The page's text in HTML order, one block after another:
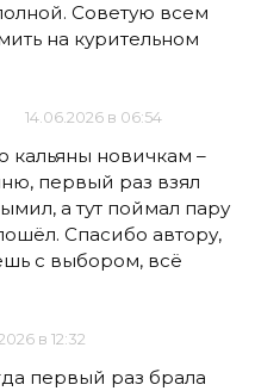
Советую всем
на курительном
14.06.2026 в 06:54
кальяны новичкам –
первый раз взял
а тут поймал пару
Спасибо автору,
с выбором, всё
в 12:32
первый раз брала